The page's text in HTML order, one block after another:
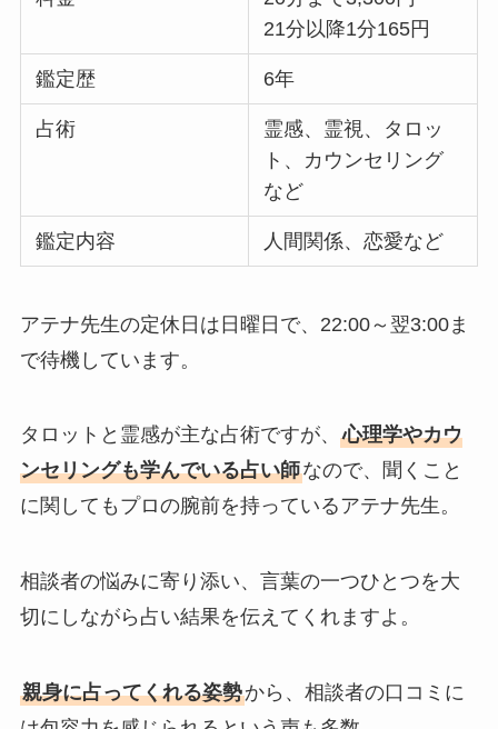
21分以降1分165円
鑑定歴 6年
占術
霊感、霊視、タロッ
ト、カウンセリング
など
鑑定内容 人間関係、恋愛など
アテナ先生の定休日は日曜日で、22:00～翌3:00ま
で待機しています。
タロットと霊感が主な占術ですが、 心理学やカウ
ンセリングも学んでいる占い師なので、聞くこと
に関してもプロの腕前を持っているアテナ先生。
相談者の悩みに寄り添い、言葉の一つひとつを大
切にしながら占い結果を伝えてくれますよ。
親身に占ってくれる姿勢から、相談者の口コミに